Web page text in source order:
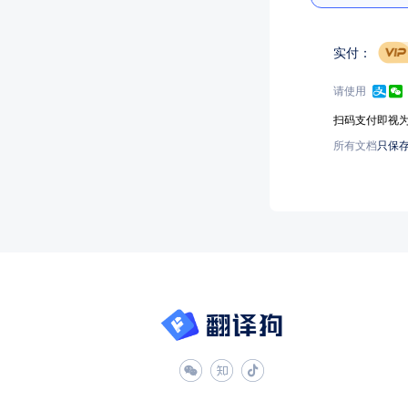
实付：
请使用
扫码支付即视
所有文档只保